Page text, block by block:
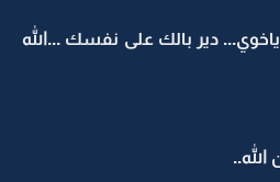
دير بالك على نفسك ...الله